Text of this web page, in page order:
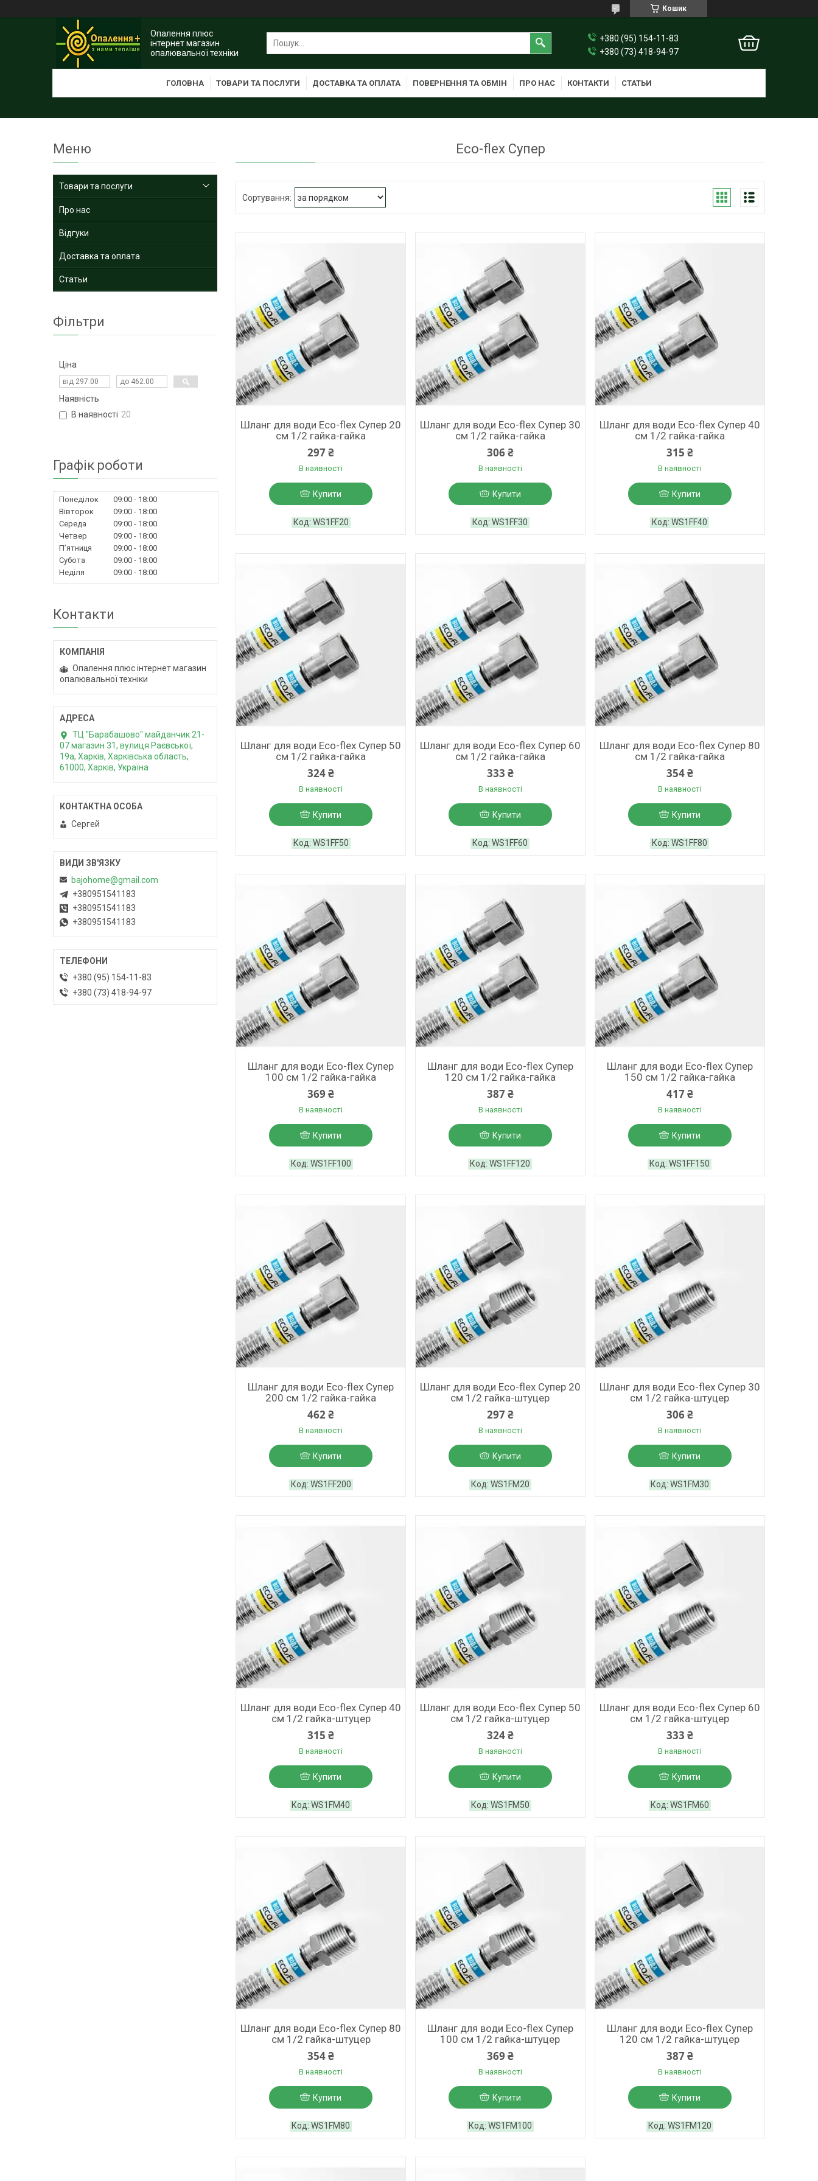
Кошик
Опалення плюс
інтернет магазин
опалювальної техніки
+380 (95) 154-11-83
+380 (73) 418-94-97
ГОЛОВНА ТОВАРИ ТА ПОСЛУГИ ДОСТАВКА ТА ОПЛАТА ПОВЕРНЕННЯ ТА ОБМІН ПРО НАС КОНТАКТИ СТАТЬИ
Eco-flex Супер
Шланг для води Eco-flex Супер 20
см 1/2 гайка-гайка
297 ₴
В наявності
Купити
WS1FF20
Шланг для води Eco-flex Супер 30
см 1/2 гайка-гайка
306 ₴
В наявності
Купити
WS1FF30
Шланг для води Eco-flex Супер 40
см 1/2 гайка-гайка
315 ₴
В наявності
Купити
WS1FF40
Шланг для води Eco-flex Супер 50
см 1/2 гайка-гайка
324 ₴
В наявності
Купити
WS1FF50
Шланг для води Eco-flex Супер 60
см 1/2 гайка-гайка
333 ₴
В наявності
Купити
WS1FF60
Шланг для води Eco-flex Супер 80
см 1/2 гайка-гайка
354 ₴
В наявності
Купити
WS1FF80
Шланг для води Eco-flex Супер
100 см 1/2 гайка-гайка
369 ₴
В наявності
Купити
WS1FF100
Шланг для води Eco-flex Супер
120 см 1/2 гайка-гайка
387 ₴
В наявності
Купити
WS1FF120
Шланг для води Eco-flex Супер
150 см 1/2 гайка-гайка
417 ₴
В наявності
Купити
WS1FF150
Шланг для води Eco-flex Супер
200 см 1/2 гайка-гайка
462 ₴
В наявності
Купити
WS1FF200
Шланг для води Eco-flex Супер 20
см 1/2 гайка-штуцер
297 ₴
В наявності
Купити
WS1FM20
Шланг для води Eco-flex Супер 30
см 1/2 гайка-штуцер
306 ₴
В наявності
Купити
WS1FM30
Шланг для води Eco-flex Супер 40
см 1/2 гайка-штуцер
315 ₴
В наявності
Купити
WS1FM40
Шланг для води Eco-flex Супер 50
см 1/2 гайка-штуцер
324 ₴
В наявності
Купити
WS1FM50
Шланг для води Eco-flex Супер 60
см 1/2 гайка-штуцер
333 ₴
В наявності
Купити
WS1FM60
Шланг для води Eco-flex Супер 80
см 1/2 гайка-штуцер
354 ₴
В наявності
Купити
WS1FM80
Шланг для води Eco-flex Супер
100 см 1/2 гайка-штуцер
369 ₴
В наявності
Купити
WS1FM100
Шланг для води Eco-flex Супер
120 см 1/2 гайка-штуцер
387 ₴
В наявності
Купити
WS1FM120
Товари та послуги
Про нас
Відгуки
Доставка та оплата
Статьи
Фільтри
Ціна
Наявність
В наявності 20
Графік роботи
Понеділок 09:00
18:00
Вівторок
09:00
18:00
Середа
09:00
18:00
Четвер
09:00
18:00
Пʼятниця
09:00
18:00
Субота
09:00
18:00
Неділя
09:00 18:00
Контакти
Опалення плюс інтернет магазин
опалювальної техніки
ТЦ "Барабашово" майданчик 21-
07 магазин 31, вулиця Раєвської,
19а, Харків, Харківська область,
61000, Харків, Україна
Сергей
bajohome@gmail.com
+380951541183
+380951541183
+380951541183
+380 (95) 154-11-83
+380 (73) 418-94-97